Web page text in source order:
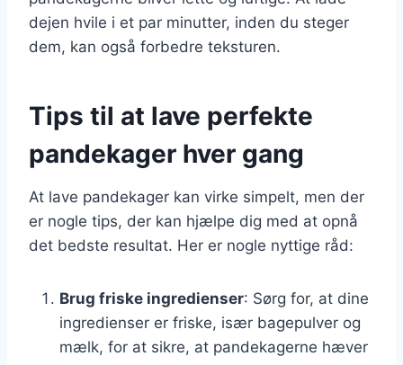
dejen hvile i et par minutter, inden du steger
dem, kan også forbedre teksturen.
Tips til at lave perfekte
pandekager hver gang
At lave pandekager kan virke simpelt, men der
er nogle tips, der kan hjælpe dig med at opnå
det bedste resultat. Her er nogle nyttige råd:
Brug friske ingredienser: Sørg for, at dine
ingredienser er friske, især bagepulver og
mælk, for at sikre, at pandekagerne hæver